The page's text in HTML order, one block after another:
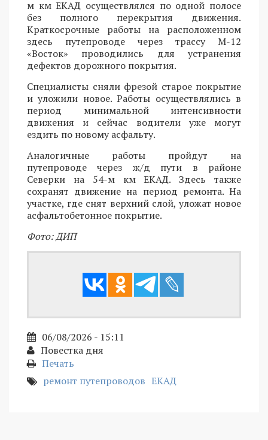
м км ЕКАД осуществлялся по одной полосе
без полного перекрытия движения.
Краткосрочные работы на расположенном
здесь путепроводе через трассу М-12
«Восток» проводились для устранения
дефектов дорожного покрытия.
Специалисты сняли фрезой старое покрытие
и уложили новое. Работы осуществлялись в
период минимальной интенсивности
движения и сейчас водители уже могут
ездить по новому асфальту.
Аналогичные работы пройдут на
путепроводе через ж/д пути в районе
Северки на 54-м км ЕКАД. Здесь также
сохранят движение на период ремонта. На
участке, где снят верхний слой, уложат новое
асфальтобетонное покрытие.
Фото: ДИП
06/08/2026 - 15:11
Повестка дня
Печать
ремонт путепроводов ЕКАД